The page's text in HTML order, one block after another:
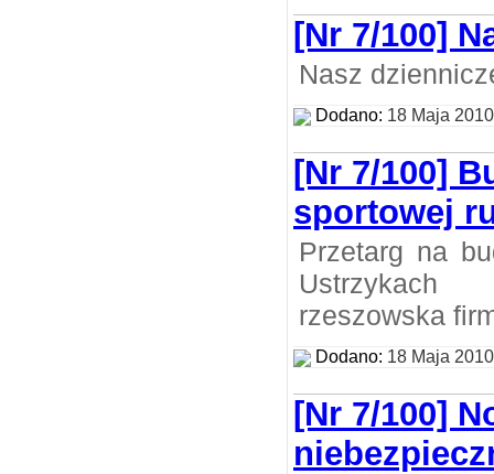
[Nr 7/100]
Nasz
Dodano: 18 Maja 2010
[Nr 7/100]
sportowej
Przetarg na
rzeszowska
Dodano: 18 Maja 2010
[Nr 7/100]